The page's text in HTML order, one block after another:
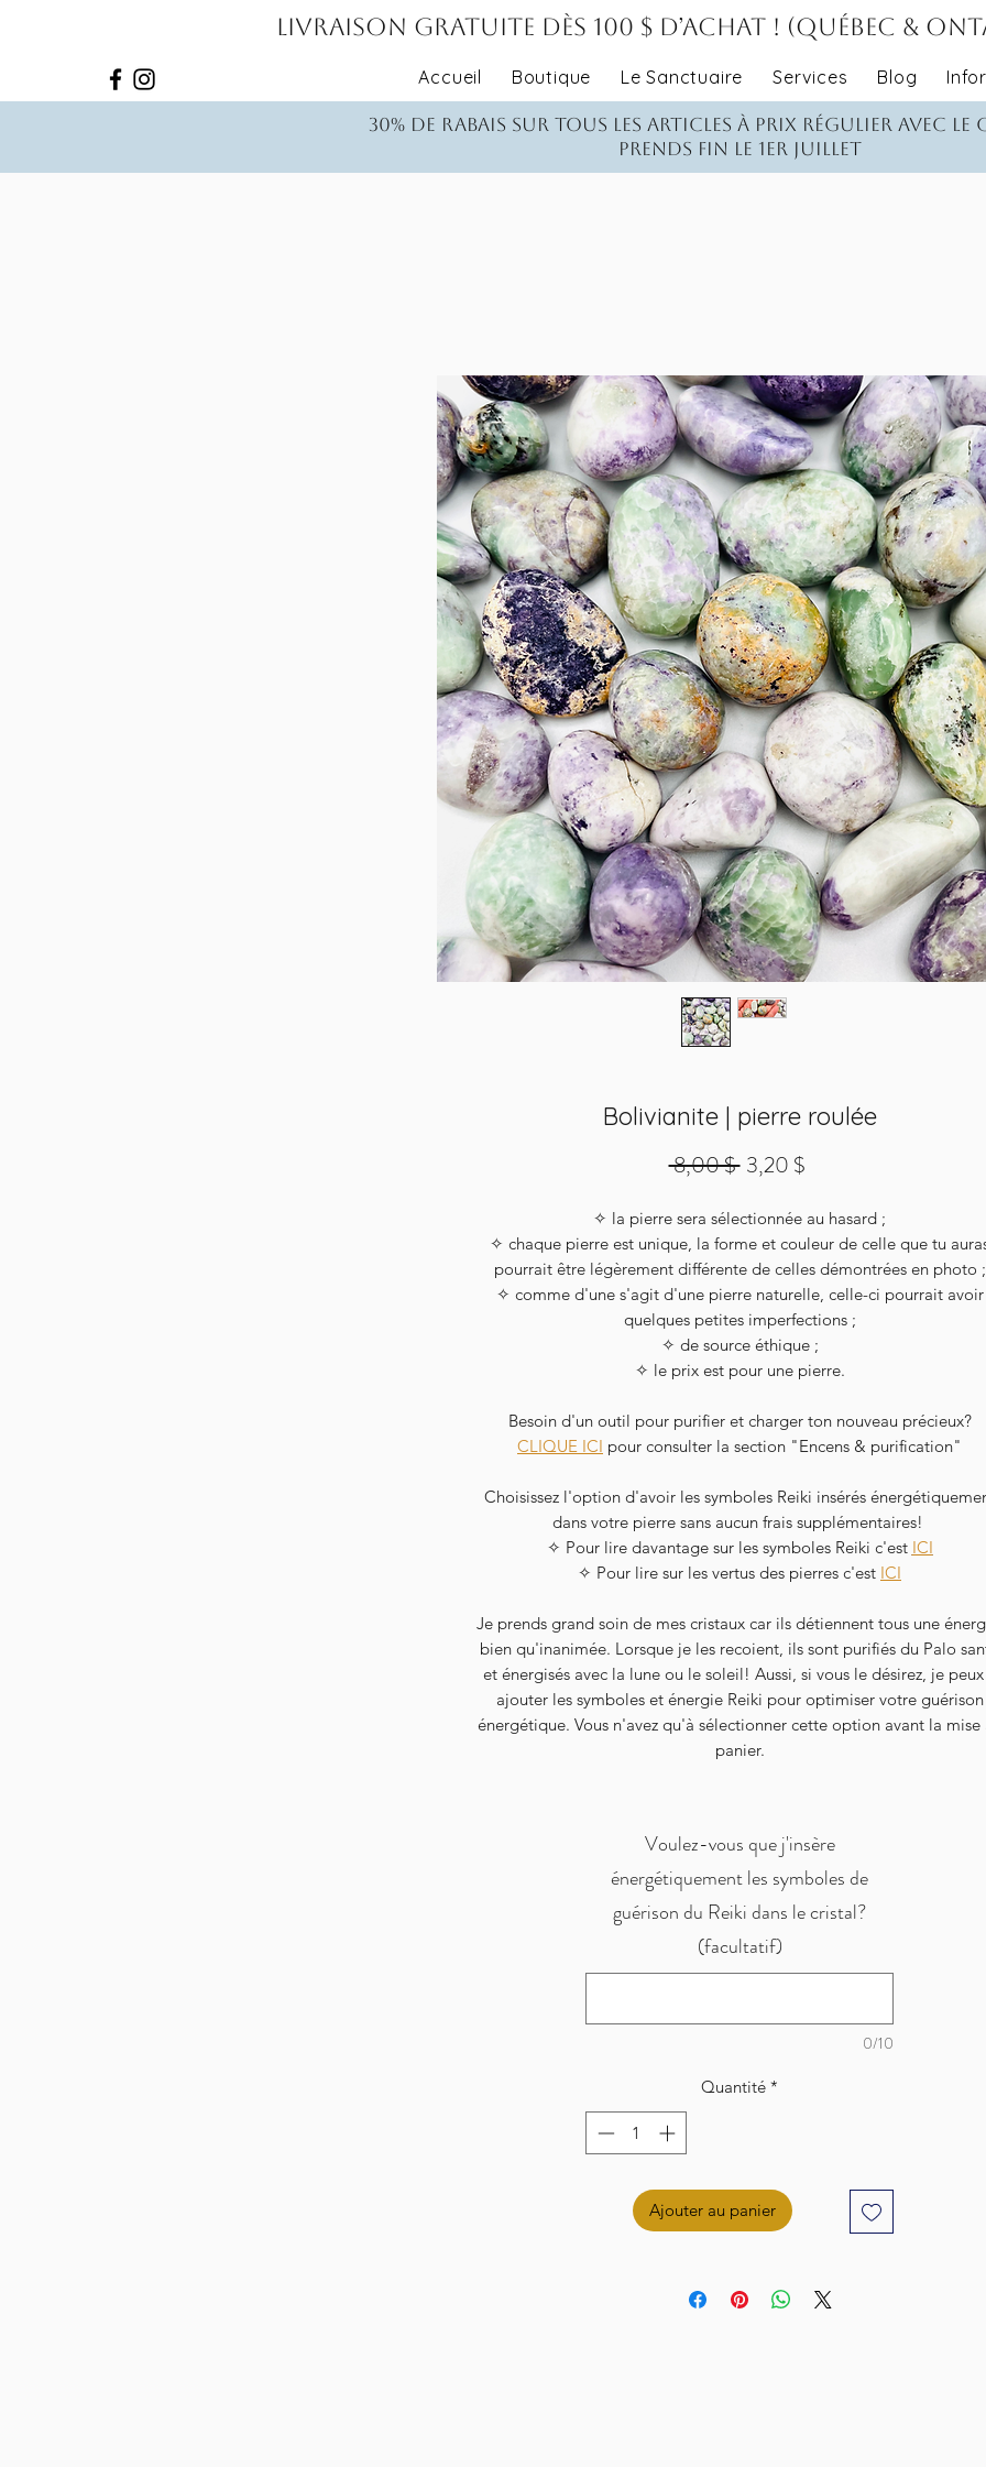
Livraison gratuite dès 100 $ d’achat ! (Québec &
Accueil Boutique Le Sanctuaire Services Blog
30% de rabais sur tous les articles à prix régulier avec le
Prends fin le 1er juillet
Bolivianite | pierre roulée
8,00 $ Prix
3,20 $Prix
✧ la pierre sera sélectionnée au hasard ;
✧ chaque pierre est unique, la forme et couleur de celle que tu
pourrait être légèrement différente de celles démontrées en photo ;
✧ comme d'une s'agit d'une pierre naturelle, celle-ci pourrait avoir
quelques petites imperfections ;
✧ de source éthique ;
✧ le prix est pour une pierre.
Besoin d'un outil pour purifier et charger ton nouveau précieux?
CLIQUE ICI pour consulter la section "Encens & purification"
Choisissez l'option d'avoir les symboles Reiki insérés
dans votre pierre sans aucun frais supplémentaires!
✧ Pour lire davantage sur les symboles Reiki c'est ICI
✧ Pour lire sur les vertus des pierres c'est ICI
Je prends grand soin de mes cristaux car ils détiennent tous une
bien qu'inanimée. Lorsque je les recoient, ils sont purifiés du Palo
et énergisés avec la lune ou le soleil! Aussi, si vous le désirez, je
ajouter les symboles et énergie Reiki pour optimiser votre guérison
énergétique. Vous n'avez qu'à sélectionner cette option avant la mise
panier.
Voulez-vous que j'insère
énergétiquement les symboles de
guérison du Reiki dans le cristal?
(facultatif)
0/10
Quantité *
Ajouter au panier